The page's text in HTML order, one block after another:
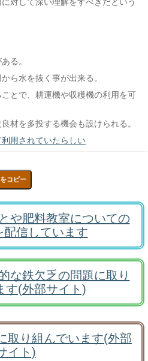
る。
ら水を抜く事が出来る。
とで、耕運機や収穫機の利用を可
材を多投する機会も設けられる。
用されていたらしい
コピー
や肥料教室についての
配信しています
な鉄欠乏の問題に取り
す(外部サイト)
取り組んでいます(外部
イト)